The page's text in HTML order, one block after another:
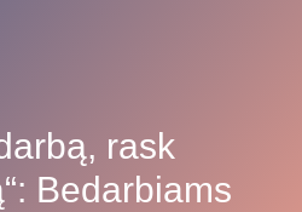
rask
Bedarbiams